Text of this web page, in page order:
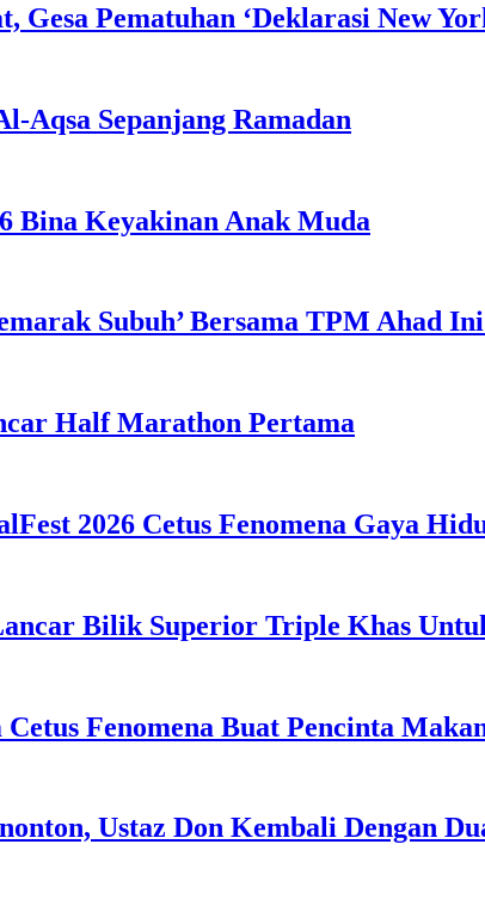
Pematuhan ‘Deklarasi New
Aqsa Sepanjang Ramadan
Bina Keyakinan Anak Muda
Subuh’ Bersama TPM Ahad
Half Marathon Pertama
2026 Cetus Fenomena Gaya
Bilik Superior Triple Khas
Fenomena Buat Pencinta
Ustaz Don Kembali Dengan